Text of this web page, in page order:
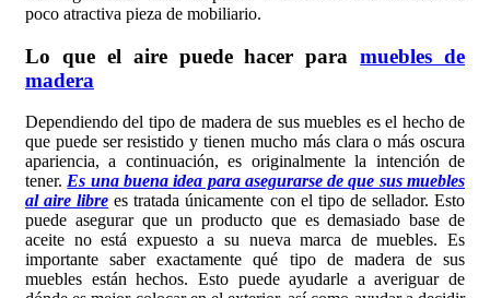
poco atractiva pieza de mobiliario.
Lo que el aire puede hacer paramuebles de
madera
Dependiendo del tipo de madera de sus muebles es el hecho de
que puede ser resistido y tienen mucho más clara o más oscura
apariencia, a continuación, es originalmente la intención de
tener. Es una buena idea para asegurarse de que sus muebles
al aire libre es tratada únicamente con el tipo de sellador. Esto
puede asegurar que un producto que es demasiado base de
aceite no está expuesto a su nueva marca de muebles. Es
importante saber exactamente qué tipo de madera de sus
muebles están hechos. Esto puede ayudarle a averiguar de